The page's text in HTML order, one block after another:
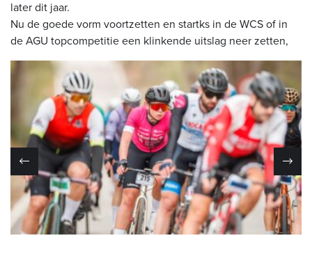
later dit jaar.
Nu de goede vorm voortzetten en startks in de WCS of in
de AGU topcompetitie een klinkende uitslag neer zetten,